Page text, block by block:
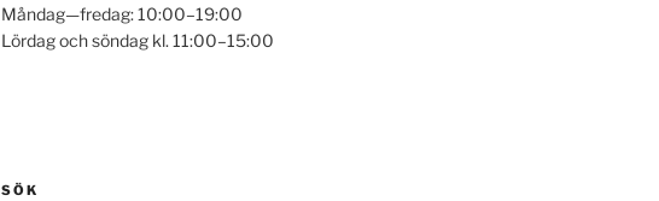
Måndag—fredag: 10:00–19:00
Lördag och söndag kl. 11:00–15:00
SÖK